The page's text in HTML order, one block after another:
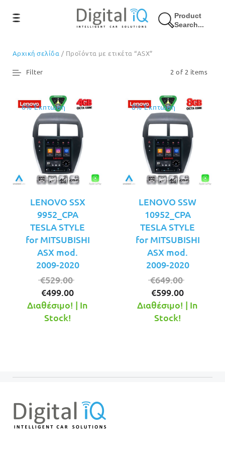
Product
Search...
Αρχική σελίδα / Προϊόντα με ετικέτα “ASX”
2 of 2 items
Filter
6% Έκπτωση
LENOVO SSX
9952_CPA
TESLA STYLE
for MITSUBISHI
ASX mod.
2009-2020
€529.00
was:
€499.00
τρέχουσα
Διαθέσιμο! | In
Stock!
8% Έκπτωση
LENOVO SSW
10952_CPA
TESLA STYLE
for MITSUBISHI
ASX mod.
2009-2020
€649.00
was:
€599.00
τρέχουσα
Διαθέσιμο! | In
Stock!